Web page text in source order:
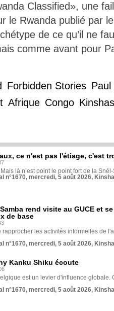
Classified», une
le Rwanda publié par
de ce qu’il ne
comme avant pour
Forbidden Stories Paul
Afrique Congo
ce n'est pas l'étiage, c'est
Mais là n’est point le point fort de la
n°1670, mercredi, 5 août 2026,
rend visite au GUCE et
de base
rapprocher les activités informelles de
n°1670, mercredi, 5 août 2026,
Kanku Shiku écoute
est un levier d'influence globale.
n°1670, mercredi, 5 août 2026,